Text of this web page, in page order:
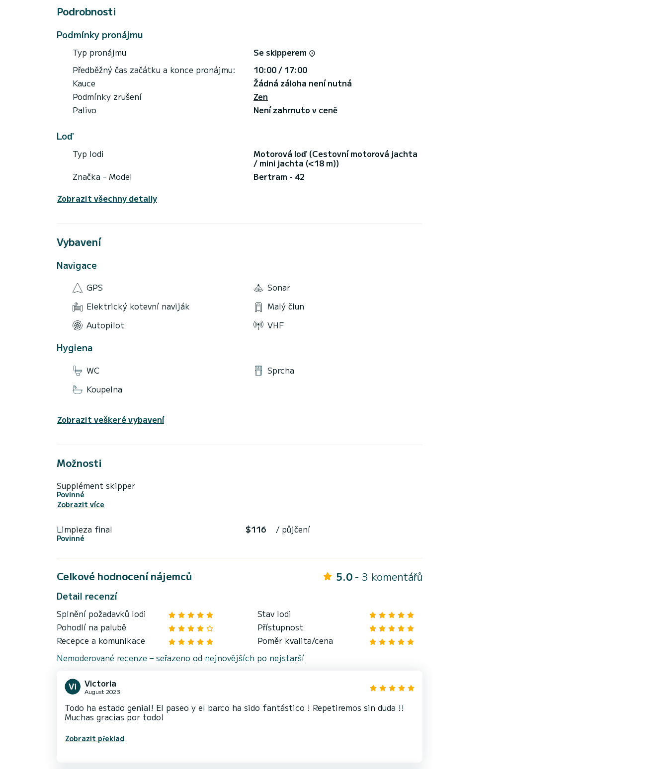
Podrobnosti
Podmínky pronájmu
Typ pronájmu
Se skipperem
Předběžný čas začátku a konce pronájmu:
10:00 / 17:00
Kauce
Žádná záloha není nutná
Podmínky zrušení
Zen
Palivo
Není zahrnuto v ceně
Loď
Typ lodi Motorová loď (Cestovní motorová jachta
/ mini jachta (<18 m))
Značka - Model
Bertram - 42
Zobrazit všechny detaily
Vybavení
Navigace
GPS
Sonar
Elektrický kotevní naviják
Malý člun
Autopilot
VHF
Hygiena
WC
Sprcha
Koupelna
Zobrazit veškeré vybavení
Možnosti
Supplément skipper
Povinné
Zobrazit více
Limpieza final
Povinné
$116 / půjčení
Celkové hodnocení nájemců 5.0 - 3 komentářů
Detail recenzí
Splnění požadavků lodi
Stav lodi
Pohodlí na palubě
Přístupnost
Recepce a komunikace
Poměr kvalita/cena
Nemoderované recenze – seřazeno od nejnovějších po nejstarší
Victoria
August 2023
Todo ha estado genial! El paseo y el barco ha sido fantástico ! Repetiremos sin duda !!
Muchas gracias por todo!
Zobrazit překlad